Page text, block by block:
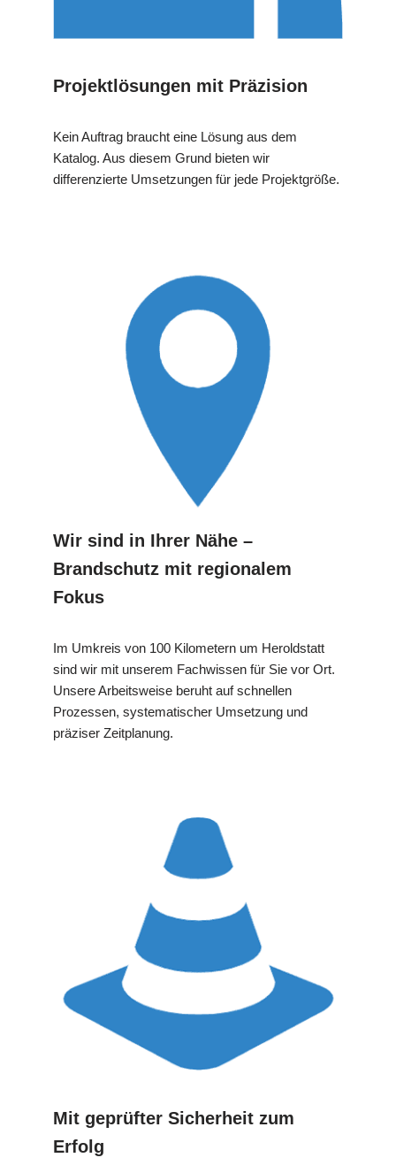
Projektlösungen mit Präzision
Kein Auftrag braucht eine Lösung aus dem
Katalog. Aus diesem Grund bieten wir
differenzierte Umsetzungen für jede Projektgröße.
Wir sind in Ihrer Nähe –
Brandschutz mit regionalem
Fokus
Im Umkreis von 100 Kilometern um Heroldstatt
sind wir mit unserem Fachwissen für Sie vor Ort.
Unsere Arbeitsweise beruht auf schnellen
Prozessen, systematischer Umsetzung und
präziser Zeitplanung.
Mit geprüfter Sicherheit zum
Erfolg